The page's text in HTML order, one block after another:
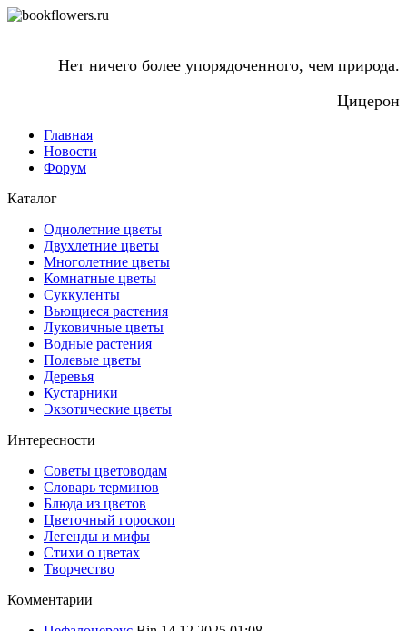
Нет ничего более упорядоченного, чем природа.
Цицерон
Главная
Новости
Форум
Каталог
Однолетние цветы
Двухлетние цветы
Многолетние цветы
Комнатные цветы
Суккуленты
Вьющиеся растения
Луковичные цветы
Водные растения
Полевые цветы
Деревья
Кустарники
Экзотические цветы
Интересности
Советы цветоводам
Словарь терминов
Блюда из цветов
Цветочный гороскоп
Легенды и мифы
Стихи о цветах
Творчество
Комментарии